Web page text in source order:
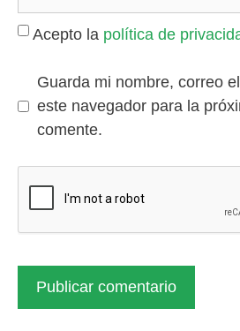
Acepto la política de
Guarda mi nombre, correo
este navegador para la
comente.